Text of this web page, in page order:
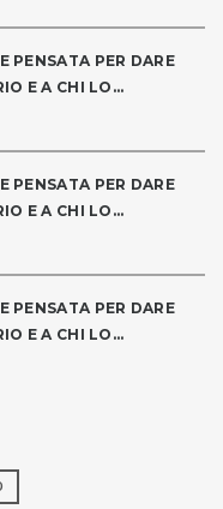
PENSATA PER DARE
E A CHI LO...
PENSATA PER DARE
E A CHI LO...
PENSATA PER DARE
E A CHI LO...